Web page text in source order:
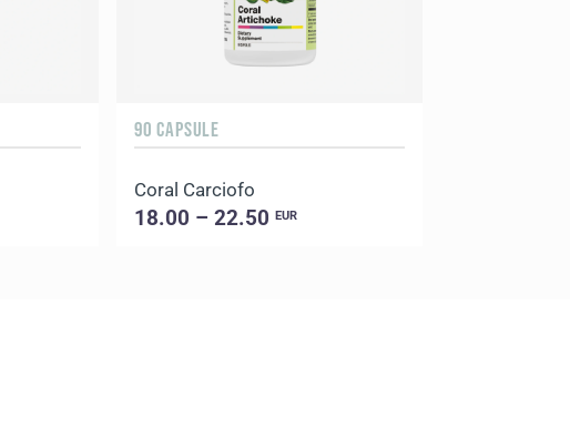
90 CAPSULE
Coral Carciofo
18.00 – 22.50 EUR